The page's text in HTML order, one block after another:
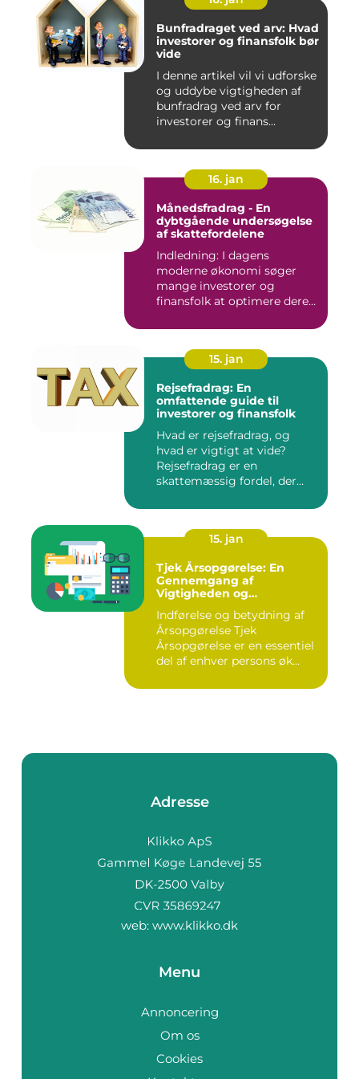
Bunfradraget ved arv: Hvad
investorer og finansfolk bør
vide
I denne artikel vil vi udforske
og uddybe vigtigheden af
bunfradrag ved arv for
investorer og finans...
16. jan
Månedsfradrag - En
dybtgående undersøgelse
af skattefordelene
Indledning: I dagens
moderne økonomi søger
mange investorer og
finansfolk at optimere deres
15. jan
Rejsefradrag: En
omfattende guide til
investorer og finansfolk
Hvad er rejsefradrag, og
hvad er vigtigt at vide?
Rejsefradrag er en
skattemæssig fordel, der
15. jan
Tjek Årsopgørelse: En
Gennemgang af
Vigtigheden og
Indførelse og betydning af
Årsopgørelse Tjek
Årsopgørelse er en essentiel
del af enhver persons øk...
Adresse
web: www.klikko.dk
Menu
Annoncering
Om os
Cookies